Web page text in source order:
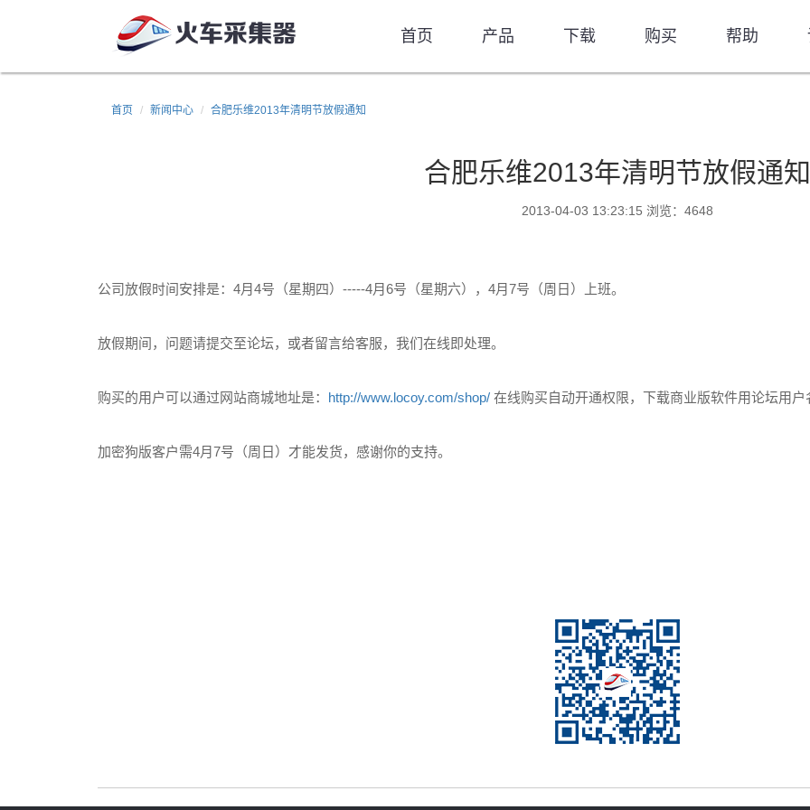
首页 产品 下载 购买 帮助
首页 新闻中心 合肥乐维2013年清明节放假通知
合肥乐维2013年清明节放假通知
2013-04-03 13:23:15 浏览：4648
公司放假时间安排是：4月4号（星期四）-----4月6号（星期六），4月7号（周日）上班。
放假期间，问题请提交至论坛，或者留言给客服，我们在线即处理。
购买的用户可以通过网站商城地址是： http://www.locoy.com/shop/ 在线购买自动开通权限，下载商业版软件用论坛用
加密狗版客户需4月7号（周日）才能发货，感谢你的支持。